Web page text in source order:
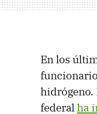
En los
hidrógeno.
federal ha